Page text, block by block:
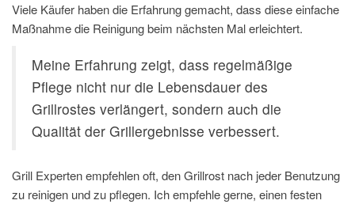
Viele Käufer haben die Erfahrung gemacht, dass diese einfache
Maßnahme die Reinigung beim nächsten Mal erleichtert.
Meine Erfahrung zeigt, dass regelmäßige
Pflege nicht nur die Lebensdauer des
Grillrostes verlängert, sondern auch die
Qualität der Grillergebnisse verbessert.
Grill Experten empfehlen oft, den Grillrost nach jeder Benutzung
zu reinigen und zu pflegen. Ich empfehle gerne, einen festen